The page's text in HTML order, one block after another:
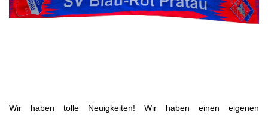
Wir haben tolle Neuigkeiten! Wir haben einen eigenen